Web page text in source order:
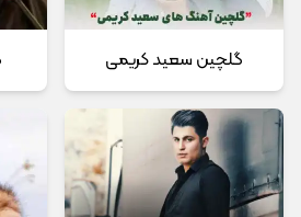
گلچین سعید کریمی